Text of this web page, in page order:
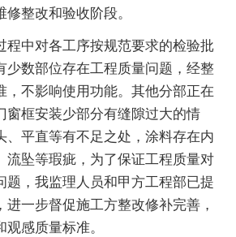
整改和验收阶段。
程中对各工序按规范要求的检验批
少数部位存在工程质量问题，经整
，不影响使用功能。其他分部正在
窗框安装少部分有缝隙过大的情
、平直等有不足之处，涂料存在内
流坠等瑕疵，为了保证工程质量对
题，我监理人员和甲方工程部已提
进一步督促施工方整改修补完善，
感质量标准。